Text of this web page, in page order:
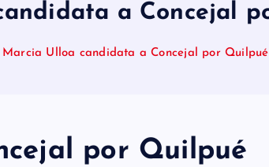
a Concejal
Marcia Ulloa candidata a Concejal por Quilpué
por Quilpué